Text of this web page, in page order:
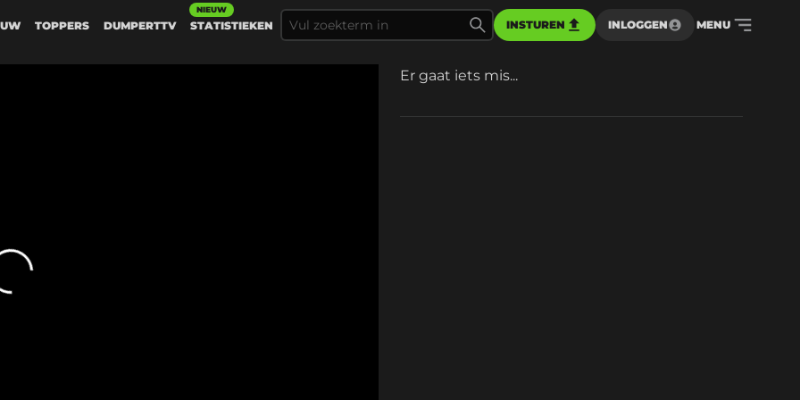
TOPPERS DUMPERTTV STATISTIEKEN
NIEUW
INSTUREN INLOGGEN MENU
Er gaat iets mis...